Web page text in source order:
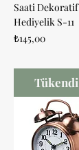
Saati Dekoratif
Hediyelik S-11
Fiyat
₺145,00
Tükendi